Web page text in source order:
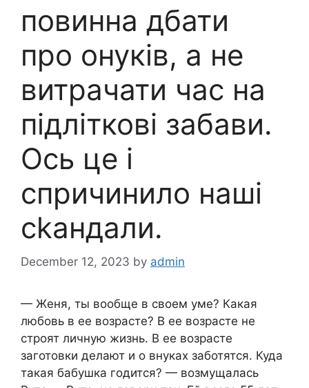
повинна дбати
про онуків, а не
витрачати час на
підліткові забави.
Ось це і
спричинило наші
сkандали.
December 12, 2023 by admin
— Женя, ты вообще в своем уме? Какая
любовь в ее возрасте? В ее возрасте не
строят личную жизнь. В ее возрасте
заготовки делают и о внуках заботятся. Куда
такая бабушка годится? — возмущалась